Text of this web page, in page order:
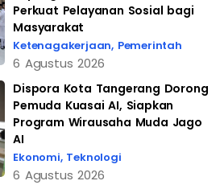
Perkuat Pelayanan Sosial bagi
Masyarakat
Ketenagakerjaan, Pemerintah
6 Agustus 2026
Dispora Kota Tangerang Dorong
Pemuda Kuasai AI, Siapkan
Program Wirausaha Muda Jago
AI
Ekonomi, Teknologi
6 Agustus 2026